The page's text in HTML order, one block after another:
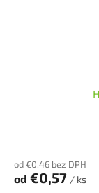
od €0,46 bez DPH
od €0,57 / ks